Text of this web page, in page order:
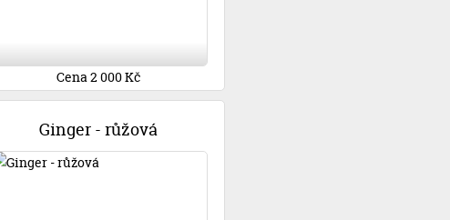
Cena 2 000 Kč
Ginger - růžová